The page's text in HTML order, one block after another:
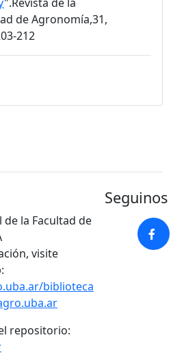
de Agronomía,31,
212
la Facultad de
visite
biblioteca
repositorio: